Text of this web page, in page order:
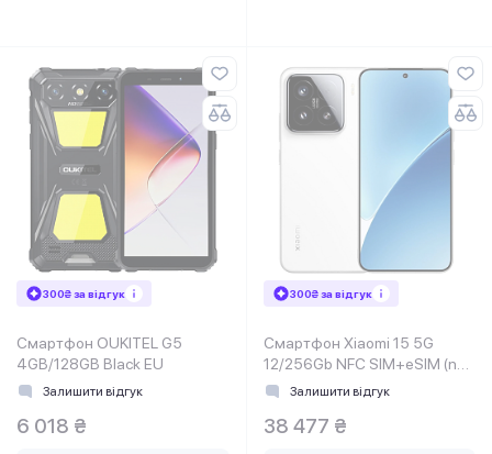
300₴ за відгук
Смартфон OUKITEL G5
4GB/128GB Black EU
Залишити відгук
6 018 ₴
300₴ за відгук
Смартфон Xiaomi 15 5G
12/256Gb NFC SIM+eSIM (no
charger) White EU
Залишити відгук
38 477 ₴